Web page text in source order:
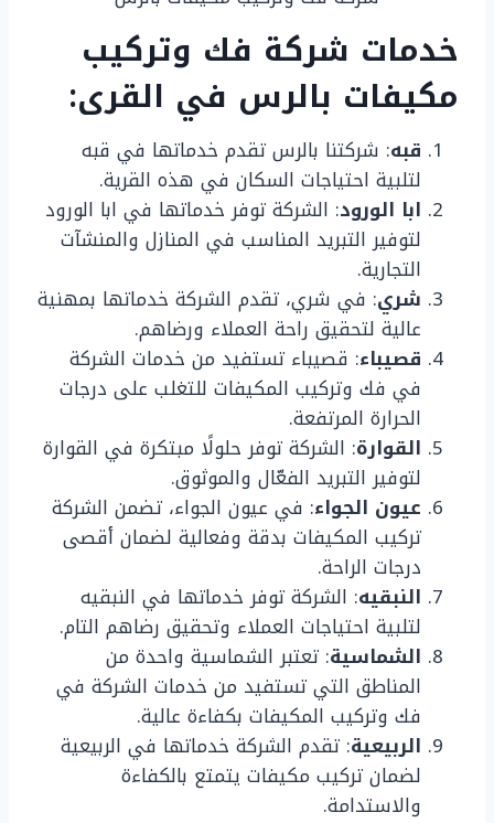
خدمات شركة فك وتركيب
مكيفات بالرس في القرى:
قبه: شركتنا بالرس تقدم خدماتها في قبه
لتلبية احتياجات السكان في هذه القرية.
ابا الورود: الشركة توفر خدماتها في ابا الورود
لتوفير التبريد المناسب في المنازل والمنشآت
التجارية.
شري: في شري، تقدم الشركة خدماتها بمهنية
عالية لتحقيق راحة العملاء ورضاهم.
قصيباء: قصيباء تستفيد من خدمات الشركة
في فك وتركيب المكيفات للتغلب على درجات
الحرارة المرتفعة.
القوارة: الشركة توفر حلولًا مبتكرة في القوارة
لتوفير التبريد الفعّال والموثوق.
عيون الجواء: في عيون الجواء، تضمن الشركة
تركيب المكيفات بدقة وفعالية لضمان أقصى
درجات الراحة.
النبقيه: الشركة توفر خدماتها في النبقيه
لتلبية احتياجات العملاء وتحقيق رضاهم التام.
الشماسية: تعتبر الشماسية واحدة من
المناطق التي تستفيد من خدمات الشركة في
فك وتركيب المكيفات بكفاءة عالية.
الربيعية: تقدم الشركة خدماتها في الربيعية
لضمان تركيب مكيفات يتمتع بالكفاءة
والاستدامة.